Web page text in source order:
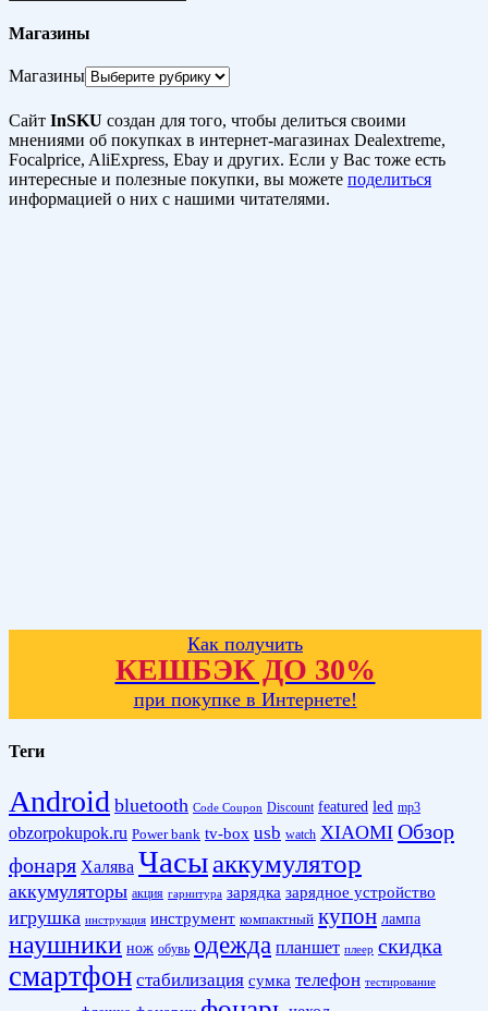
Магазины
Магазины
Сайт InSKU создан для того, чтобы делиться своими
мнениями об покупках в интернет-магазинах Dealextreme,
Focalprice, AliExpress, Ebay и других. Если у Вас тоже есть
интересные и полезные покупки, вы можете поделиться
информацией о них с нашими читателями.
Как получить
КЕШБЭК ДО 30%
при покупке в Интернете!
Теги
Android bluetooth Code Coupon Discount featured led mp3
obzorpokupok.ru Power bank tv-box usb watch XIAOMI Обзор
фонаря Халява Часыаккумулятор
аккумуляторы акция гарнитура зарядка зарядное устройство
игрушка инструкция инструмент компактный купон лампа
наушники нож обувь одежда планшет плеер скидка
смартфон стабилизация сумка телефон тестирование